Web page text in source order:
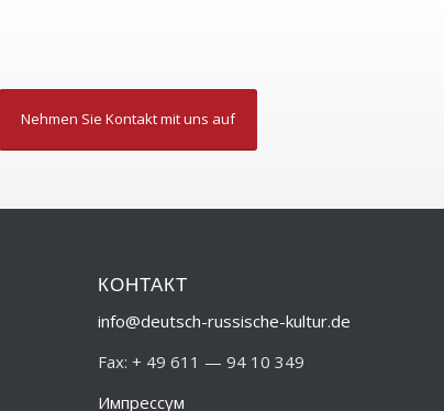
Nehmen Sie Kontakt mit uns auf
КОНТАКТ
info@deutsch-russische-kultur.de
Fax: + 49 611 — 94 10 349
Импрессум